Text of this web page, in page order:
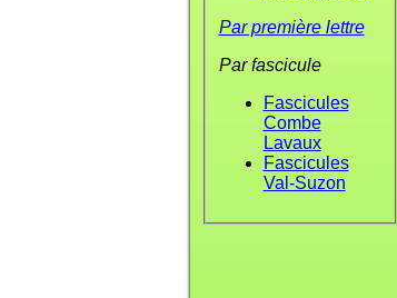
Par première lettre
Par fascicule
Fascicules
Combe
Lavaux
Fascicules
Val-Suzon